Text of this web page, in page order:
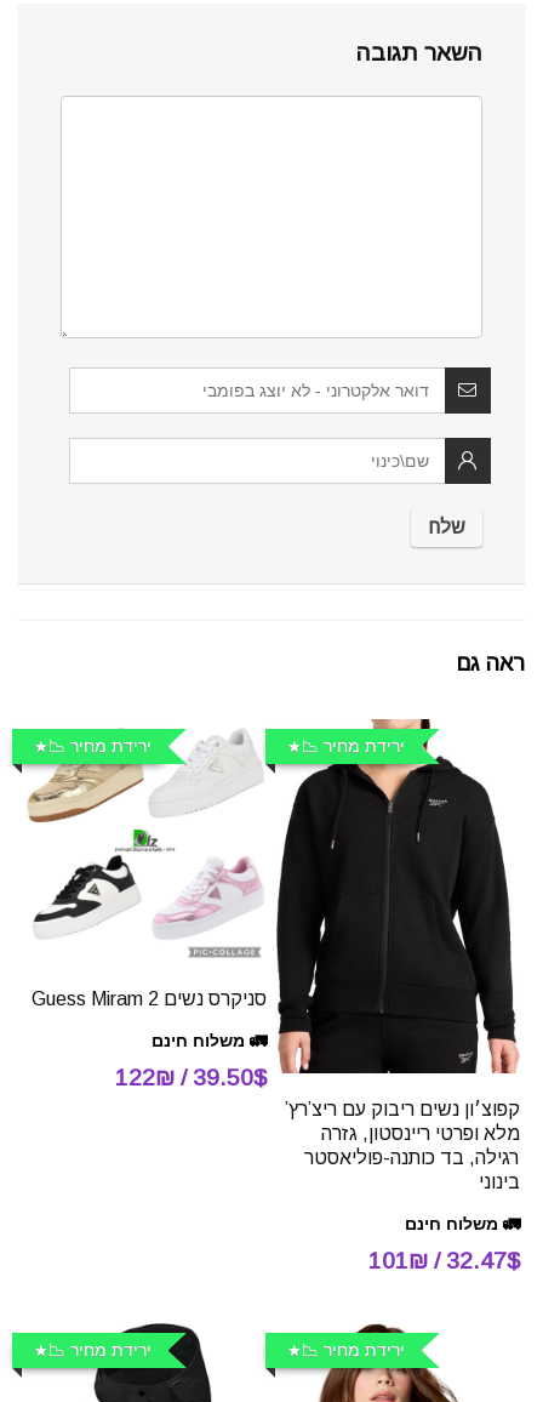
השאר תגובה
ראה גם
ירידת מחיר 📉
קפוצ׳ון נשים ריבוק עם ריצ’רץ’
מלא ופרטי ריינסטון, גזרה
רגילה, בד כותנה-פוליאסטר
בינוני
🚛 משלוח חינם
32.47$ / 101₪
ירידת מחיר 📉
סניקרס נשים Guess Miram 2
🚛 משלוח חינם
39.50$ / 122₪
ירידת מחיר 📉 ירידת מחיר 📉